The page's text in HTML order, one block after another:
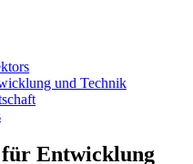
und Technik
Entwicklung